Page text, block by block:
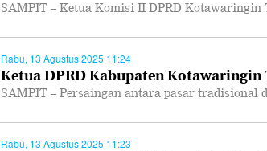
SAMPIT – Ketua Komisi II DPRD
Rabu, 13 Agustus 2025 11:24
Ketua DPRD Kabupaten
SAMPIT – Persaingan antara pasar tradisional
Rabu, 13 Agustus 2025 11:23